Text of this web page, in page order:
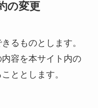
の変更
るものとします。
容を本サイト内の
ととします。